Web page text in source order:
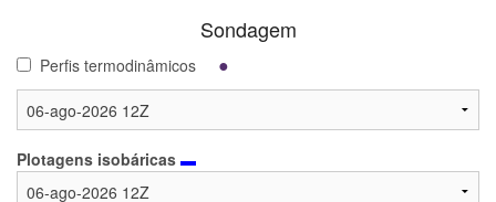
Sondagem
Perfis termodinâmicos ●
Plotagens isobáricas ▬